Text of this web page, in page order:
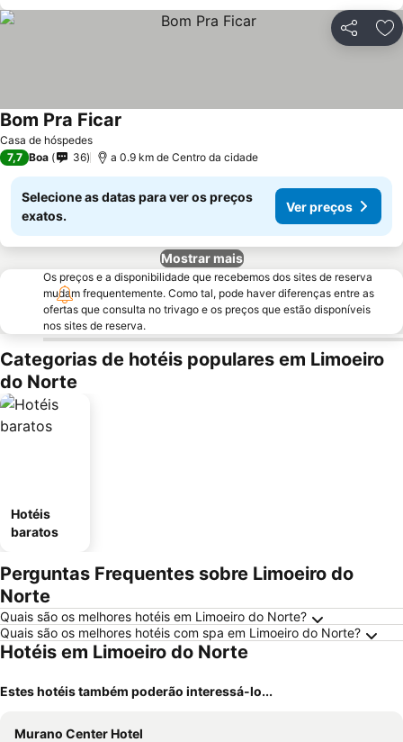
Partilhar
Casa de hóspedes
Bom Pra Ficar
7,7 Boa 36 a 0.9 km de Centro da cidade
Selecione as datas para ver os preços
exatos.
Ver preços
Mostrar mais
Os preços e a disponibilidade que recebemos dos sites de reserva
mudam frequentemente. Como tal, pode haver diferenças entre as
ofertas que consulta no trivago e os preços que estão disponíveis
nos sites de reserva.
Categorias de hotéis populares em Limoeiro
do Norte
Hotéis
baratos
Perguntas Frequentes sobre Limoeiro do
Norte
Quais são os melhores hotéis em Limoeiro do Norte?
Quais são os melhores hotéis com spa em Limoeiro do Norte?
Hotéis em Limoeiro do Norte
Estes hotéis também poderão interessá-lo...
Murano Center Hotel